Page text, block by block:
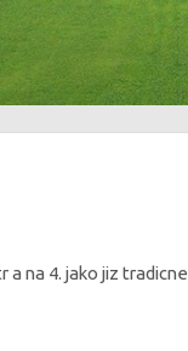
a na 4. jako jiz tradicne